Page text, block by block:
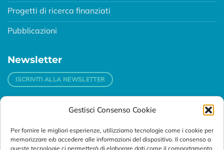
Gestisci Consenso Cookie
Per fornire le migliori esperienze, utilizziamo tecnologie come i cookie per
memorizzare e/o accedere alle informazioni del dispositivo. Il consenso a
queste tecnologie ci permetterà di elaborare dati come il comportamento
Progetti di ricerca finanziati
Pubblicazioni
Newsletter
ISCRIVITI ALLA NEWSLETTER
Padova
Via Svizzera, 16 - 35127 Padova (Italy)